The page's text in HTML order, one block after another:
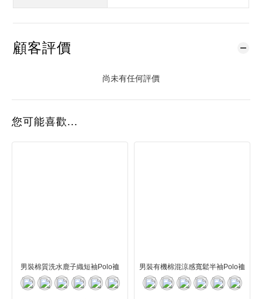
顧客評價
尚未有任何評價
您可能喜歡...
男裝棉質洗水鹿子織短袖Polo裇 男裝有機棉混涼感寬鬆半袖Polo裇